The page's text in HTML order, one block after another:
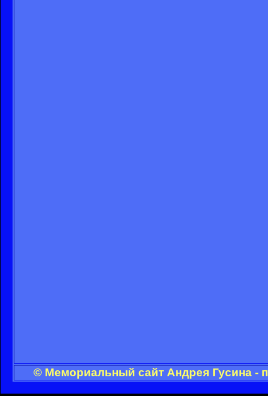
© Мемориальный сайт Андрея Гусина -